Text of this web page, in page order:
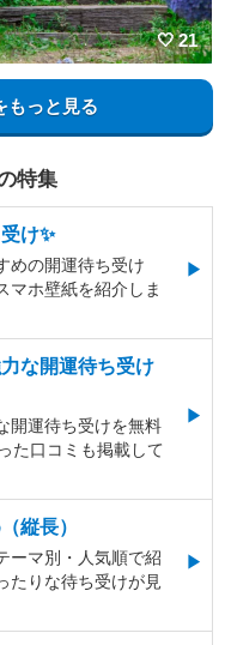
21
もっと見る
特集
け✨
めの開運待ち受け
マホ壁紙を紹介しま
な開運待ち受け
開運待ち受けを無料
た口コミも掲載して
縦長）
ーマ別・人気順で紹
たりな待ち受けが見